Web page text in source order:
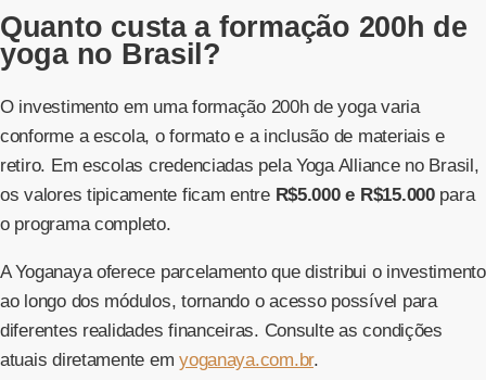
Quanto custa a formação 200h de
yoga no Brasil?
O investimento em uma formação 200h de yoga varia
conforme a escola, o formato e a inclusão de materiais e
retiro. Em escolas credenciadas pela Yoga Alliance no Brasil,
os valores tipicamente ficam entre R$5.000 e R$15.000para
o programa completo.
A Yoganaya oferece parcelamento que distribui o investimento
ao longo dos módulos, tornando o acesso possível para
diferentes realidades financeiras. Consulte as condições
atuais diretamente emyoganaya.com.br.